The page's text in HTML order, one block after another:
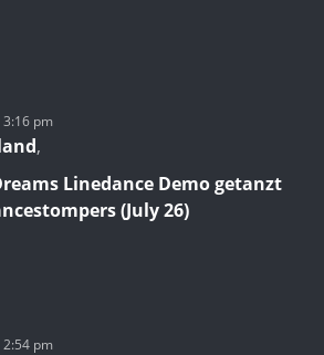
3:16 pm
,
Linedance Demo getanzt
(July 26)
2:54 pm